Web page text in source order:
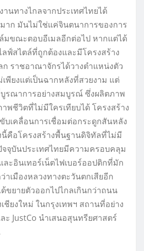
านทางไกลจากประเทศไทยได้
าก มันไม่ใช่แค่จินตนาการของการ
มขณะตอบอีเมลอีกต่อไป หากแต่ได้
ลฟ์สไตล์ที่ถูกต้องและมีโครงสร้าง
ก ราชอาณาจักรได้วางตำแหน่งตัว
เพียงแต่เป็นฉากหลังที่สวยงาม แต่
รณาการอย่างสมบูรณ์ ซึ่งผลิตภาพ
พชีวิตที่ไม่มีใครเทียบได้ โครงสร้าง
บเคลื่อนการเชื่อมต่อกระดูกสันหลัง
นี้คือโครงสร้างพื้นฐานดิจิทัลที่ไม่มี
จุบันประเทศไทยมีความครอบคลุม
ละอินเทอร์เน็ตไฟเบอร์ออปติกที่มัก
าเมืองหลวงทางตะวันตกเสียอีก
ขยายตัวออกไปไกลเกินกว่าถนน
ยงใหม่ ในกรุงเทพฯ สถานที่อย่าง
ะ JustCo นำเสนอสุนทรียศาสตร์